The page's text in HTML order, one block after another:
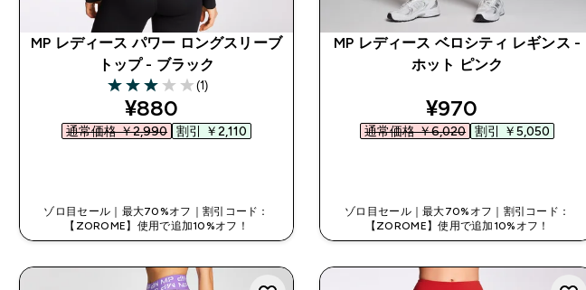
MP レディース パワー ロングスリーブ
トップ - ブラック
3 out of 5 stars
(1)
discounted price
¥880‎
通常価格 ￥2,990‎ 割引 ￥2,110‎
ゾロ目セール｜最大70%オフ｜割引コード：
【ZOROME】使用で追加10%オフ！
MP レディース ベロシティ レギンス -
ホット ピンク
discounted price
¥970‎
通常価格 ￥6,020‎ 割引 ￥5,050‎
ゾロ目セール｜最大70%オフ｜割引コード：
【ZOROME】使用で追加10%オフ！